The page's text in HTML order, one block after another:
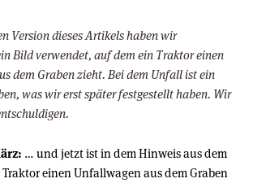
Version dieses Artikels haben wir
Bild verwendet, auf dem ein Traktor einen
dem Graben zieht. Bei dem Unfall ist ein
was wir erst später festgestellt haben. Wir
… und jetzt ist in dem Hinweis aus dem
einen Unfallwagen aus dem Graben